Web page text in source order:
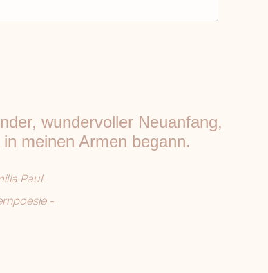
wundervoller Neuanfang,
meinen Armen begann.
Paul
-